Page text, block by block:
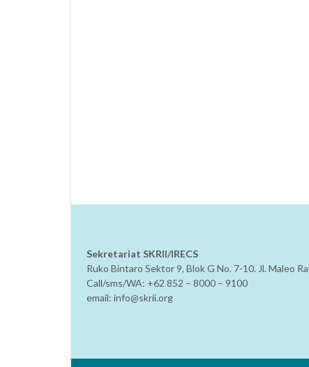
Sekretariat SKRII/IRECS
Ruko Bintaro Sektor 9, Blok G No. 7-10. Jl. Maleo
Call/sms/WA: +62 852 – 8000 – 9100
email: info@skrii.org